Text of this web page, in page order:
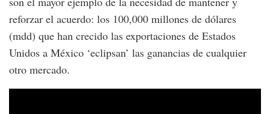
reforzar el acuerdo: los 100,000 millones de dólares
(mdd) que han crecido las exportaciones de Estados
Unidos a México ‘eclipsan’ las ganancias de cualquier
otro mercado.